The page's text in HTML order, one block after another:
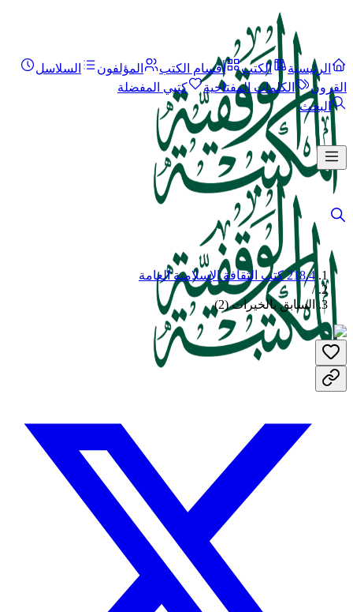
الرئيسية الكتب أقسام الكتب المؤلفون
السلاسل
القرون
الكلمات المفتاحية
كتبي المفضلة
البحث
218.4 كتب الثقافة الإسلامية العامة
/
السابق بالخيرات (2)